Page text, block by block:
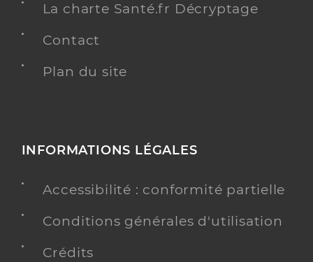
La charte Santé.fr Décryptage
Contact
Plan du site
INFORMATIONS LÉGALES
Accessibilité : conformité partielle
Conditions générales d'utilisation
Crédits